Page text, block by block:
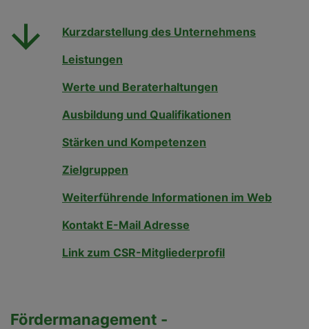
Kurzdarstellung des Unternehmens
Leistungen
Werte und Beraterhaltungen
Ausbildung und Qualifikationen
Stärken und Kompetenzen
Zielgruppen
Weiterführende Informationen im Web
Kontakt E-Mail Adresse
Link zum CSR-Mitgliederprofil
Fördermanagement -